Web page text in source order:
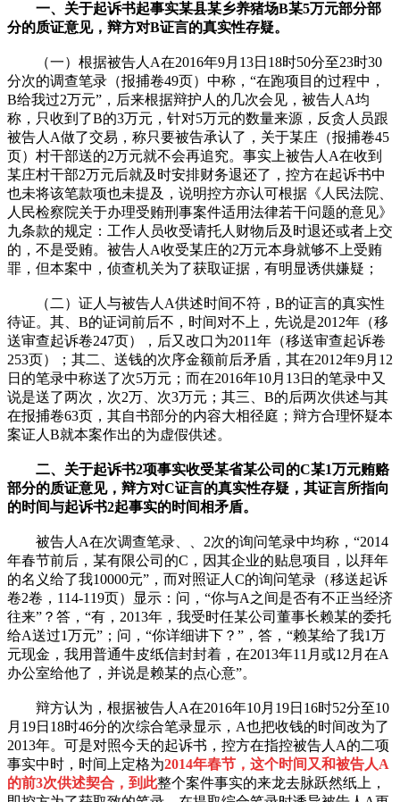
一、关于起诉书起事实某县某乡养猪场B某5万元部分部
分的质证意见，辩方对B证言的真实性存疑。
（一）根据被告人A在2016年9月13日18时50分至23时30
分次的调查笔录（报捕卷49页）中称，“在跑项目的过程中，
B给我过2万元”，后来根据辩护人的几次会见，被告人A均
称，只收到了B的3万元，针对5万元的数量来源，反贪人员跟
被告人A做了交易，称只要被告承认了，关于某庄（报捕卷45
页）村干部送的2万元就不会再追究。事实上被告人A在收到
某庄村干部2万元后就及时安排财务退还了，控方在起诉书中
也未将该笔款项也未提及，说明控方亦认可根据《人民法院、
人民检察院关于办理受贿刑事案件适用法律若干问题的意见》
九条款的规定：工作人员收受请托人财物后及时退还或者上交
的，不是受贿。被告人A收受某庄的2万元本身就够不上受贿
罪，但本案中，侦查机关为了获取证据，有明显诱供嫌疑；
（二）证人与被告人A供述时间不符，B的证言的真实性
待证。其、B的证词前后不，时间对不上，先说是2012年（移
送审查起诉卷247页），后又改口为2011年（移送审查起诉卷
253页）；其二、送钱的次序金额前后矛盾，其在2012年9月12
日的笔录中称送了次5万元；而在2016年10月13日的笔录中又
说是送了两次，次2万、次3万元；其三、B的后两次供述与其
在报捕卷63页，其自书部分的内容大相径庭；辩方合理怀疑本
案证人B就本案作出的为虚假供述。
二、关于起诉书2项事实收受某省某公司的C某1万元贿赂
部分的质证意见，辩方对C证言的真实性存疑，其证言所指向
的时间与起诉书2起事实的时间相矛盾。
被告人A在次调查笔录、、2次的询问笔录中均称，“2014
年春节前后，某有限公司的C，因其企业的贴息项目，以拜年
的名义给了我10000元”，而对照证人C的询问笔录（移送起诉
卷2卷，114-119页）显示：问，“你与A之间是否有不正当经济
往来”？答，“有，2013年，我受时任某公司董事长赖某的委托
给A送过1万元”；问，“你详细讲下？”，答，“赖某给了我1万
元现金，我用普通牛皮纸信封封着，在2013年11月或12月在A
办公室给他了，并说是赖某的点心意”。
辩方认为，根据被告人A在2016年10月19日16时52分至10
月19日18时46分的次综合笔录显示，A也把收钱的时间改为了
2013年。可是对照今天的起诉书，控方在指控被告人A的二项
事实中时，时间上定格为2014年春节，这个时间又和被告人A
的前3次供述契合，到此整个案件事实的来龙去脉跃然纸上，